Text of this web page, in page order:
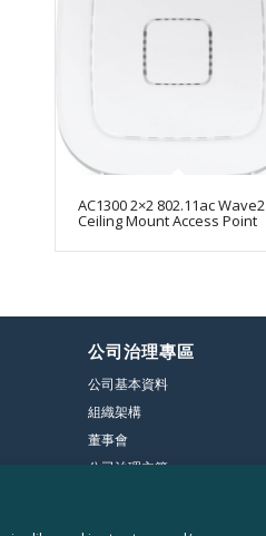
AC1300 2×2 802.11ac Wave2
Ceiling Mount Access Point
公司治理專區
公司基本資料
組織架構
董事會
公司治理主管